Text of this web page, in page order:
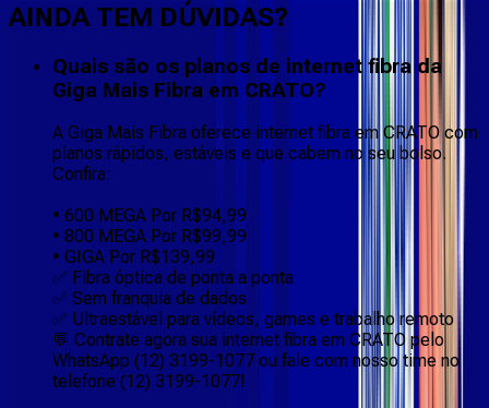
AINDA TEM DÚVIDAS?
Quais são os planos de internet fibra da
Giga Mais Fibra em CRATO?
A Giga Mais Fibra oferece internet fibra em CRATO com
planos rápidos, estáveis e que cabem no seu bolso.
Confira:
• 600 MEGA Por R$94,99
• 800 MEGA Por R$99,99
• GIGA Por R$139,99
✅ Fibra óptica de ponta a ponta
✅ Sem franquia de dados
✅ Ultraestável para vídeos, games e trabalho remoto
💬 Contrate agora sua internet fibra em CRATO pelo
WhatsApp (12) 3199-1077 ou fale com nosso time no
telefone (12) 3199-1077!